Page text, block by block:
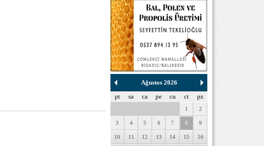
Ağustos 2026
pt
sa ca pe cu ct pz
1 2
3 4 5 6 7 8 9
10 11 12 13 14 15 16